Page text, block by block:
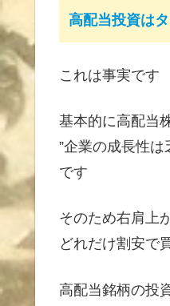
高配当投資は
これは事実です
基本的に高配当
”企業の成長性
です
そのため右肩上
どれだけ割安で
高配当銘柄の投